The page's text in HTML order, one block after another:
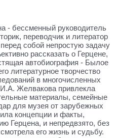
- бессменный руководитель
переводчик и литератор
собой непростую задачу
рассказать о Герцене,
автобиография - Былое
литературное творчество
в многочисленных
И.А. Желвакова привлекла
материалы, семейные
для музея от зарубежных
концепции и факты,
Герцена, и непредвзято, без
его жизнь и судьбу.